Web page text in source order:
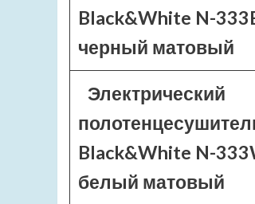
Black&White N-
черный матовый
Электрический
Black&White N-
белый матовый